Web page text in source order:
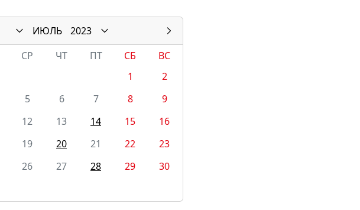
ИЮЛЬ
2023
СР ЧТ ПТ СБ
ВС
1
2
5 6 7 8
9
12 13 14 15
16
19 20 21 22
23
26 27 28 29
30